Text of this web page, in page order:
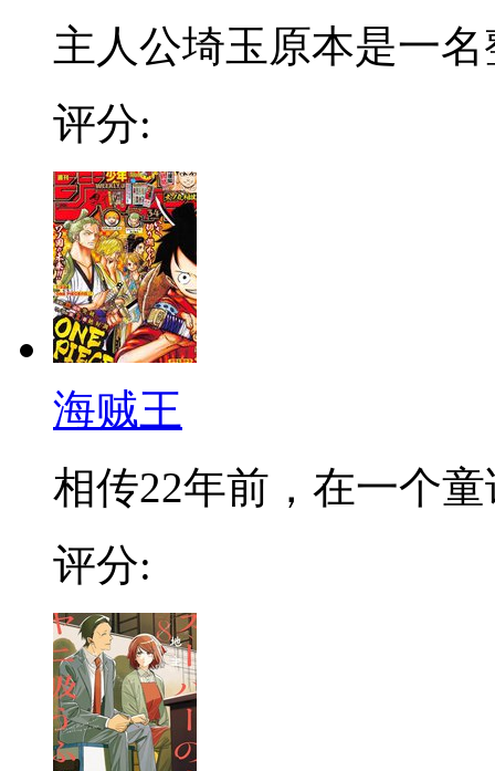
主人公埼玉原本是一名
评分:
海贼王
相传22年前，在一个
评分: